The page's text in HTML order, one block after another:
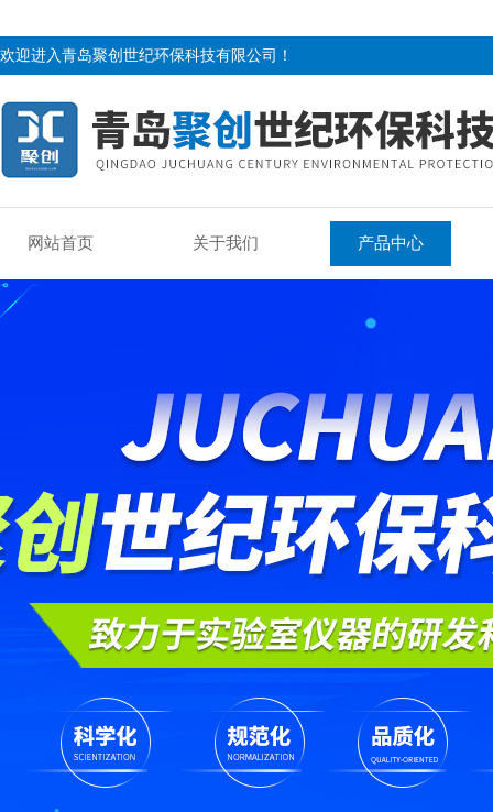
欢迎进入青岛聚创世纪环保科技有限公司！
网站首页 关于我们 产品中心